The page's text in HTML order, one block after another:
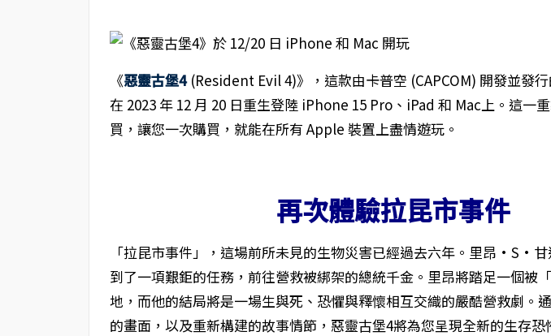
《惡靈古堡4(Resident Evil 4)》，這款由卡普空 (CAPCOM) 開發並發
在 2023 年 12 月 20 日重生登陸 iPhone 15 Pro、iPad 和 Mac上。這一
買，讓您一次購買，就能在所有 Apple 裝置上盡情遊玩。
再次體驗拉昆市事件
「拉昆市事件」，這場前所未見的生物災害已經過去六年。里昂·S·
到了一項艱鉅的任務，前往營救被綁架的總統千金。里昂將踏足一個被
地，而他的結局將是一場生與死、恐懼與釋懷相互交織的嚴酷營救劇。
的畫面，以及重新構建的故事情節，惡靈古堡4將為您呈現全新的生存恐